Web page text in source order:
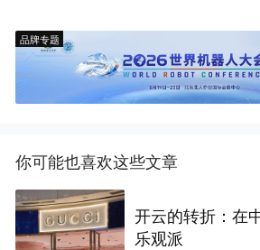
品牌专题
你可能也喜欢这些文章
开云的转折：在
乐观派